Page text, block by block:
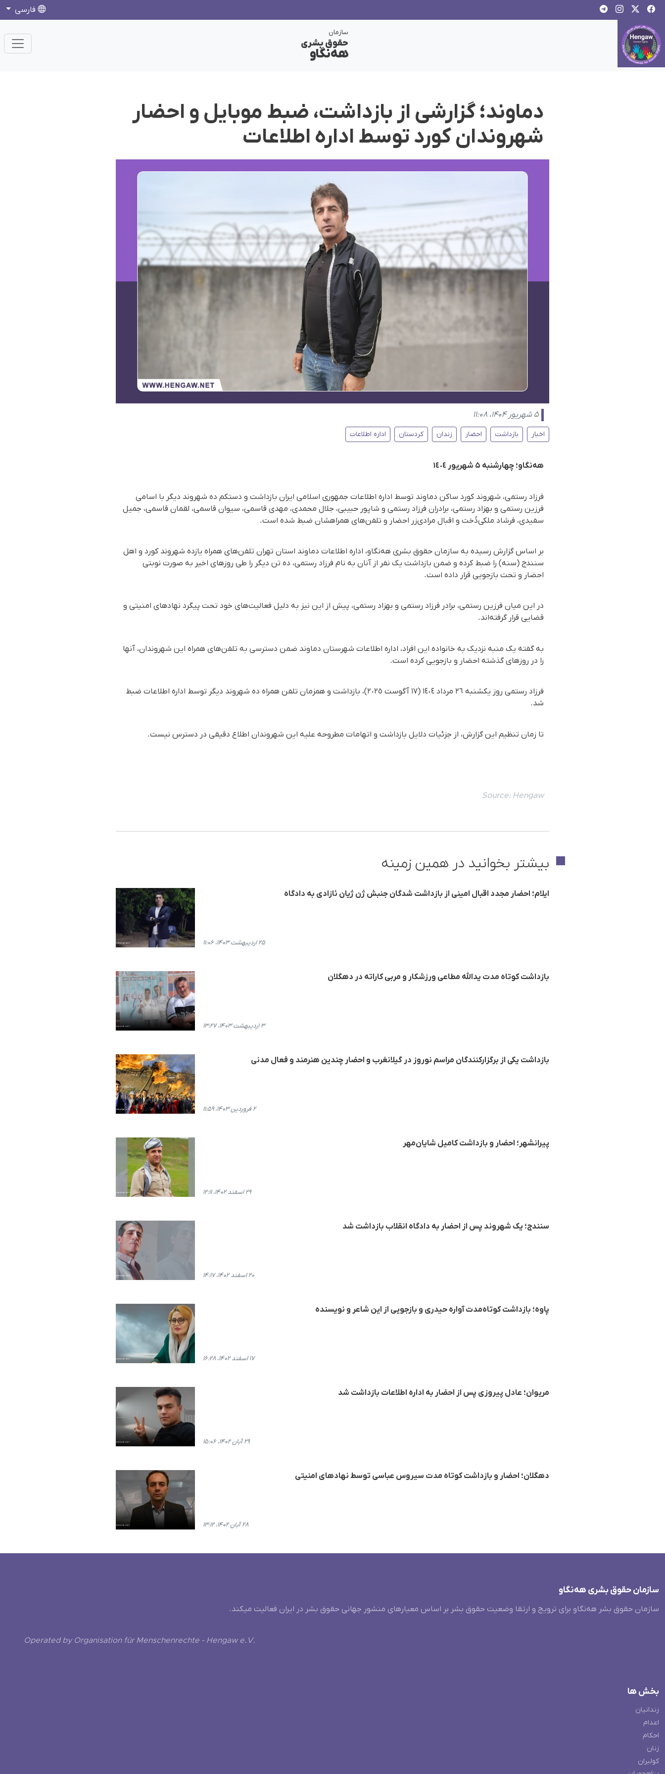
فارسی
سازمان
حقوق بشری
هەنگاو
دماوند؛ گزارشی از بازداشت، ضبط موبایل و احضار
شهروندان کورد توسط اداره اطلاعات
۵ شهریور ۱۴۰۴، ۱۱:۰۸
اخبار بازداشت احضار زندان کردستان اداره اطلاعات
هه‌نگاو؛ چهارشنبه ۵ شهریور ١٤٠٤
فرزاد رستمی، شهروند کورد ساکن دماوند توسط اداره اطلاعات جمهوری اسلامی ایران بازداشت و دستکم ده شهروند دیگر با اسامی
فرزین رستمی و بهزاد رستمی، برادران فرزاد رستمی و شاپور حبیبی، جلال محمدی، مهدی قاسمی، سیوان قاسمی، لقمان قاسمی، جمیل
سفیدی، فرشاد ملکی‌دُخت و اقبال مرادی‌زر احضار و تلفن‌های همراهشان ضبط شده است.
بر اساس گزارش رسیده به سازمان حقوق بشری هه‌نگاو، اداره اطلاعات دماوند استان تهران تلفن‌های همراه یازده شهروند کورد و اهل
سنندج (سنه) را ضبط کرده و ضمن بازداشت یک نفر از آنان به نام فرزاد رستمی، ده تن دیگر را طی روزهای اخیر به صورت نوبتی
احضار و تحت بازجویی قرار داده است.
در این میان فرزین رستمی، برادر فرزاد رستمی و بهزاد رستمی، پیش از این نیز به دلیل فعالیت‌های خود تحت پیگرد نهادهای امنیتی و
قضایی قرار گرفتەاند.
به گفته یک منبە نزدیک به خانواده این افراد، اداره اطلاعات شهرستان دماوند ضمن دسترسی به تلفن‌های همراه این شهروندان، آنها
را در روزهای گذشته احضار و بازجویی کرده است.
فرزاد رستمی روز یکشنبه ٢٦ مرداد ١٤٠٤ (١٧ آگوست ٢٠٢٥)، بازداشت و همزمان تلفن همراه ده شهروند دیگر توسط اداره اطلاعات ضبط
شد.
تا زمان تنظیم این گزارش، از جزئیات دلایل بازداشت و اتهامات مطروحه علیه این شهروندان اطلاع دقیقی در دسترس نیست.
Source: Hengaw
بیشتر بخوانید در همین زمینه
ایلام؛ احضار مجدد اقبال امینی از بازداشت شدگان جنبش ژن ژیان ئازادی به دادگاه
۲۵ اردیبهشت ۱۴۰۳، ۱۱:۰۶
بازداشت کوتاه مدت یدالله مطاعی ورزشکار و مربی کاراته در دهگلان
۳ اردیبهشت ۱۴۰۳، ۱۳:۲۷
بازداشت یکی از برگزارکنندگان مراسم نوروز در گیلانغرب و احضار چندین هنرمند و فعال مدنی
۲ فروردین ۱۴۰۳، ۱۱:۵۹
پیرانشهر؛ احضار و بازداشت کامیل شایان‌مهر
۲۹ اسفند ۱۴۰۲، ۱۲:۱۱
سنندج؛ یک شهروند پس از احضار به دادگاه انقلاب بازداشت شد
۲۰ اسفند ۱۴۰۲، ۱۴:۱۷
پاوه؛ بازداشت کوتاه‌مدت آواره حیدری و بازجویی از این شاعر و نویسنده
۱۷ اسفند ۱۴۰۲، ۱۶:۲۸
مریوان؛ عادل پیروزی پس از احضار به اداره اطلاعات بازداشت شد
۲۹ آبان ۱۴۰۲، ۱۵:۰۶
دهگلان؛ احضار و بازداشت کوتاه مدت سیروس عباسی توسط نهادهای امنیتی
۲۸ آبان ۱۴۰۲، ۱۳:۱۲
سازمان حقوق بشری هەنگاو
سازمان حقوق بشر هه‌نگاو برای ترویج و ارتقا وضعیت حقوق بشر بر اساس معیارهای منشور جهانی حقوق بشر در ایران فعالیت میکند.
Operated by Organisation für Menschenrechte - Hengaw e.V.
بخش ها
زندانیان
اعدام
احکام
زنان
کولبران